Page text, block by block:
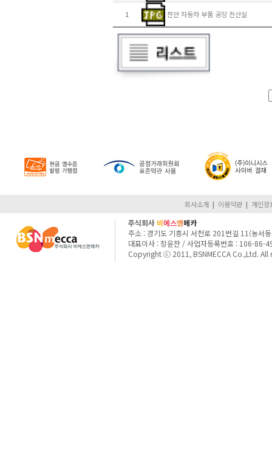
1 천안 자동차 부품 공장 전산실
회사소개 | 이용약관 | 개인정
주식회사 비에스엔메카
주소 : 경기도 기흥시 서천로 201번길 11(농서
대표이사 : 장윤찬 / 사업자등록번호 : 106-
Copyright ⓒ 2011, BSNMECCA Co.,Ltd. All